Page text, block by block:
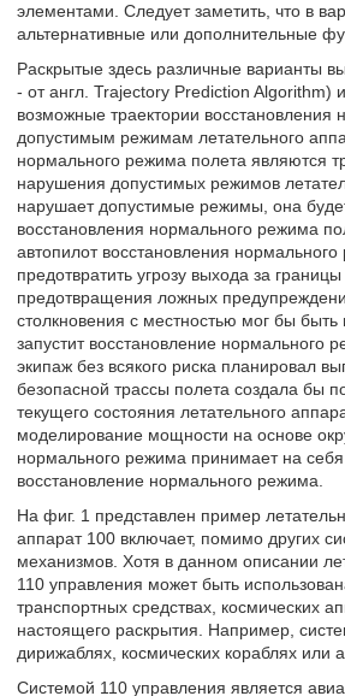
элементами. Следует заметить, что в
альтернативные или дополнительные
Раскрытые здесь различные варианты
- от англ. Trajectory Prediction
возможные траектории восстановления
допустимым режимам летательного
нормального режима полета являются
нарушения допустимых режимов
нарушает допустимые режимы, она
восстановления нормального режима
автопилот восстановления
предотвратить угрозу выхода за
предотвращения ложных
столкновения с местностью мог бы
запустит восстановление нормального
экипаж без всякого риска планировал
безопасной трассы полета создала бы
текущего состояния летательного
моделирование мощности на основе
нормального режима принимает на
восстановление нормального режима.
На фиг. 1 представлен пример
аппарат 100 включает, помимо других
механизмов. Хотя в данном описании
110 управления может быть
транспортных средствах, космических
настоящего раскрытия. Например,
дирижаблях, космических кораблях или
Системой 110 управления является